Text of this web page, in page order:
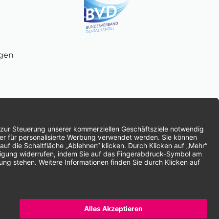
| * Alle Preise zzgl. gesetzlicher Mehrwertsteuer